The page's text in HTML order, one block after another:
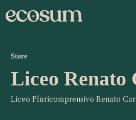
Store
Liceo Renato
Liceo Pluricomprensivo Renato